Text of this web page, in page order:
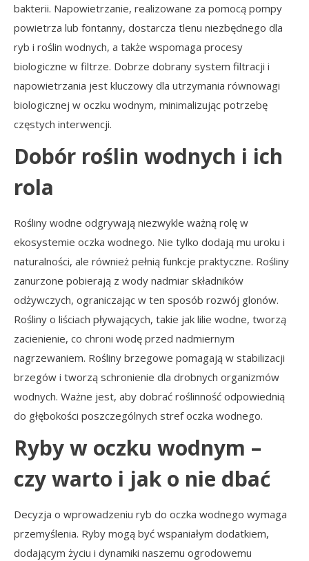
bakterii. Napowietrzanie, realizowane za pomocą pompy
powietrza lub fontanny, dostarcza tlenu niezbędnego dla
ryb i roślin wodnych, a także wspomaga procesy
biologiczne w filtrze. Dobrze dobrany system filtracji i
napowietrzania jest kluczowy dla utrzymania równowagi
biologicznej w oczku wodnym, minimalizując potrzebę
częstych interwencji.
Dobór roślin wodnych i ich
rola
Rośliny wodne odgrywają niezwykle ważną rolę w
ekosystemie oczka wodnego. Nie tylko dodają mu uroku i
naturalności, ale również pełnią funkcje praktyczne. Rośliny
zanurzone pobierają z wody nadmiar składników
odżywczych, ograniczając w ten sposób rozwój glonów.
Rośliny o liściach pływających, takie jak lilie wodne, tworzą
zacienienie, co chroni wodę przed nadmiernym
nagrzewaniem. Rośliny brzegowe pomagają w stabilizacji
brzegów i tworzą schronienie dla drobnych organizmów
wodnych. Ważne jest, aby dobrać roślinność odpowiednią
do głębokości poszczególnych stref oczka wodnego.
Ryby w oczku wodnym –
czy warto i jak o nie dbać
Decyzja o wprowadzeniu ryb do oczka wodnego wymaga
przemyślenia. Ryby mogą być wspaniałym dodatkiem,
dodającym życiu i dynamiki naszemu ogrodowemu